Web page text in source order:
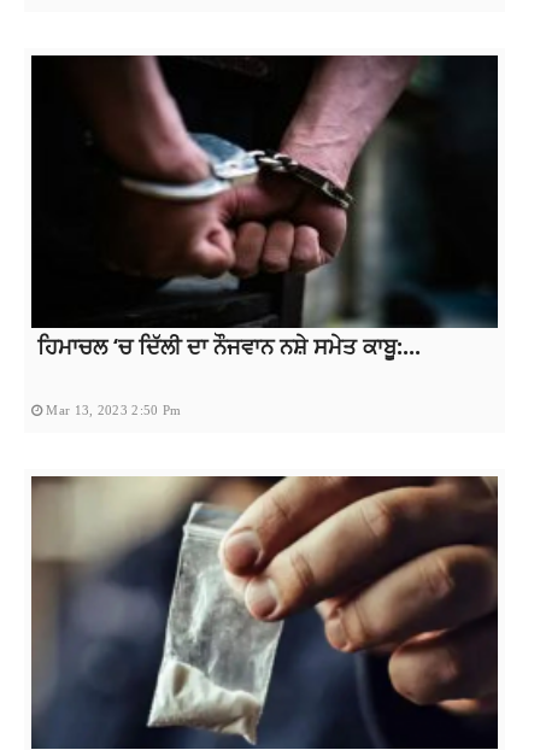
ਹਿਮਾਚਲ ‘ਚ ਦਿੱਲੀ ਦਾ ਨੌਜਵਾਨ ਨਸ਼ੇ ਸਮੇਤ ਕਾਬੂ:...
Mar 13, 2023 2:50 Pm